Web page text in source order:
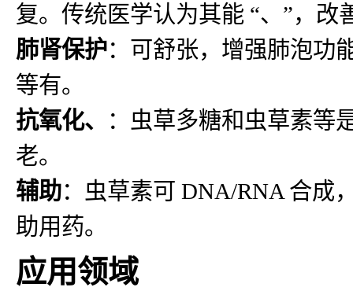
复。传统医学认为其能 “、”，改
肺肾保护：可舒张，增强肺泡功
等有。
抗氧化、
：虫草多糖和虫草素等
老。
辅助：虫草素可 DNA/RNA 合成
助用药。
应用领域